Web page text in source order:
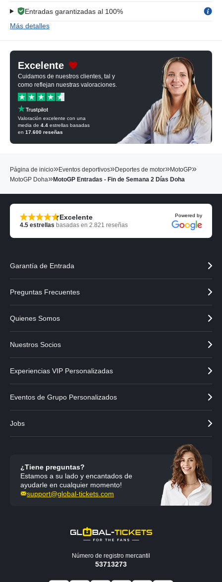
Entradas garantizadas al 100%
Más detalles
Excelente
Cuidamos de nuestros clientes, tal y
como reflejan nuestras valoraciones.
Valoración excelente con una
media de 4.4 estrellas basadas
en 17.600 reseñas
Página de inicio»Eventos deportivos»Deportes de motor»MotoGP»
MotoGP Doha»MotoGP Entradas - Fin de Semana 2 Días Doha
Excelente
4.5 estrellas basadas en 2.821 reseñas
Powered by
Garantía de Entrada
Preguntas Frecuentes
Quienes Somos
Nuestros Socios
Experiencias VIP Personalizadas
Eventos de Grupo Personalizados
Jobs
¿Tiene preguntas?
Estamos a su lado y encantados de
ayudarle en cualquier momento!
support@global-tickets.com
Número de registro mercantil
53713273